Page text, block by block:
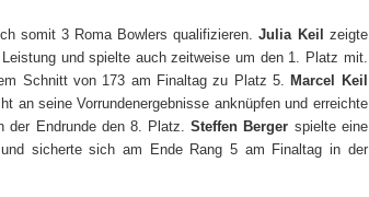
somit 3 Roma Bowlers qualifizieren.Julia Keil
zeigte
und spielte auch zeitweise um den 1. Platz mit.
Schnitt von 173 am Finaltag zu Platz 5.
Marcel Keil
an seine Vorrundenergebnisse anknüpfen und erreichte
der Endrunde den 8. Platz.Steffen Berger spielte eine
sicherte sich am Ende Rang 5 am Finaltag in der